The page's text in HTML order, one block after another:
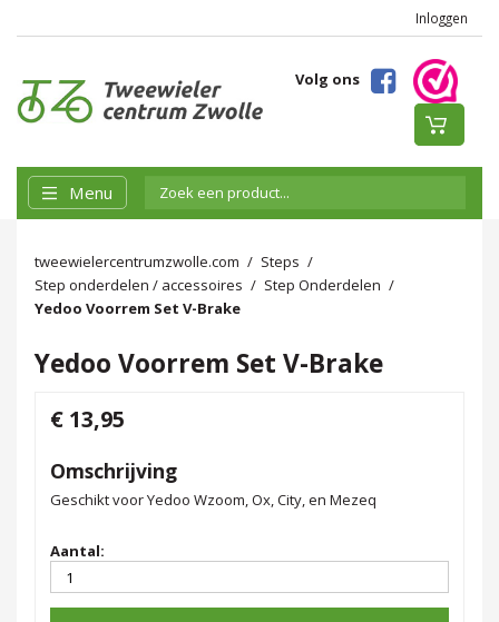
Inloggen
Volg ons
Menu
tweewielercentrumzwolle.com
Steps
Step onderdelen / accessoires
Step Onderdelen
Yedoo Voorrem Set V-Brake
Yedoo Voorrem Set V-Brake
€ 13,95
Omschrijving
Geschikt voor Yedoo Wzoom, Ox, City, en Mezeq
Aantal: